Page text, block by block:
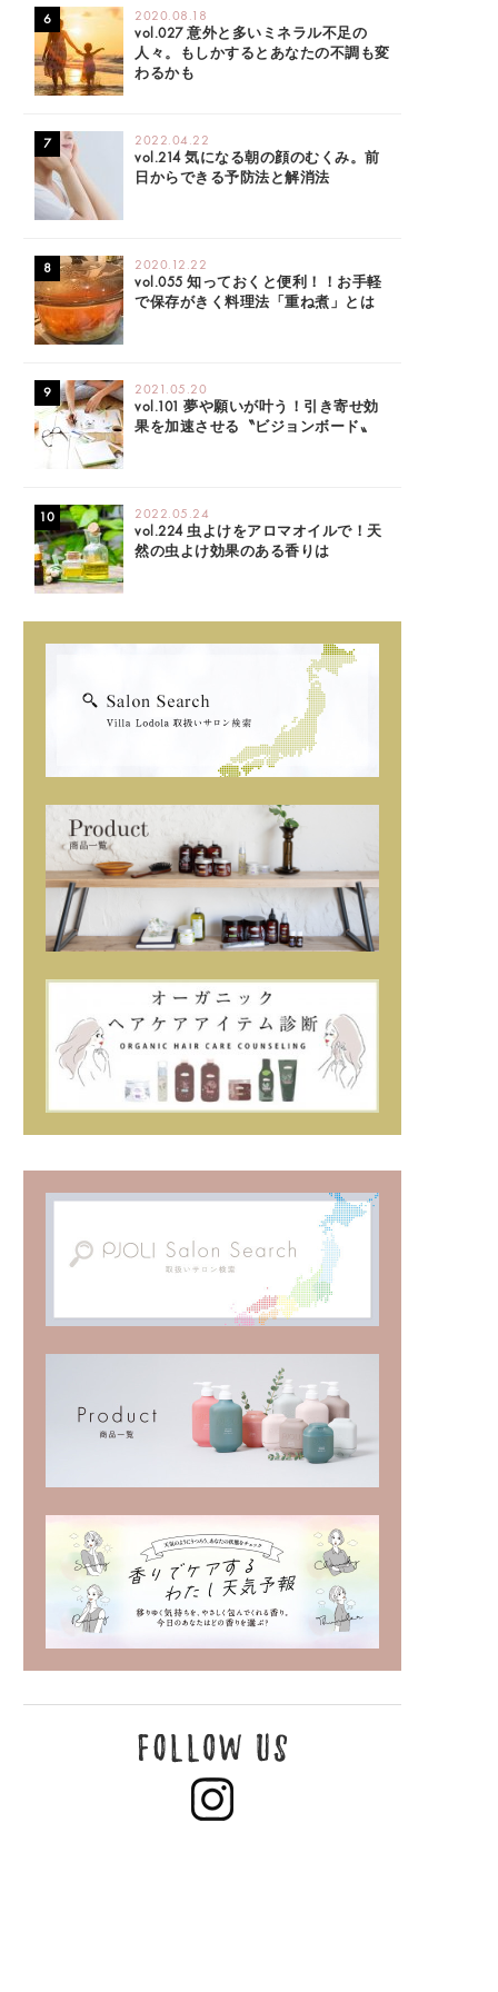
2020.08.18
vol.027 意外と多いミネラル不足の
人々。もしかするとあなたの不調も変
わるかも
2022.04.22
vol.214 気になる朝の顔のむくみ。前
日からできる予防法と解消法
2020.12.22
vol.055 知っておくと便利！！お手軽
で保存がきく料理法「重ね煮」とは
2021.05.20
vol.101 夢や願いが叶う！引き寄せ効
果を加速させる〝ビジョンボード〟
2022.05.24
vol.224 虫よけをアロマオイルで！天
然の虫よけ効果のある香りは